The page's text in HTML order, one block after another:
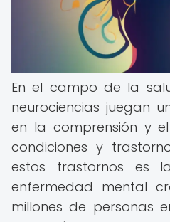
En el campo de la
neurociencias juegan
en la comprensión y
condiciones y
estos trastornos es
enfermedad mental
millones de personas